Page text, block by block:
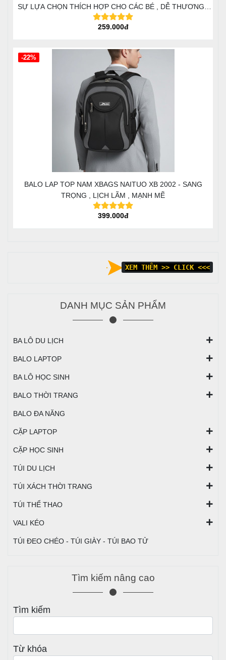
SỰ LỰA CHỌN THÍCH HỢP CHO CÁC BÉ , DỄ THƯƠNG ,
ĐÁNG YÊU
259.000đ
BALO LAP TOP NAM XBAGS NAITUO XB 2002 - SANG
TRỌNG , LỊCH LÃM , MẠNH MẼ
399.000đ
-22%
XEM THÊM >> CLICK <<<
DANH MỤC SẢN PHẨM
BA LÔ DU LỊCH
BALO LAPTOP
BA LÔ HỌC SINH
BALO THỜI TRANG
BALO ĐA NĂNG
CẶP LAPTOP
CẶP HỌC SINH
TÚI DU LỊCH
TÚI XÁCH THỜI TRANG
TÚI THỂ THAO
VALI KÉO
TÚI ĐEO CHÉO - TÚI GIÀY - TÚI BAO TỬ
Tìm kiếm nâng cao
Tìm kiếm
Từ khóa